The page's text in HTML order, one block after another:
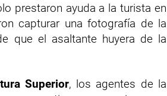
prestaron ayuda a la turista en
capturar una fotografía de la
que el asaltante huyera de la
Superior, los agentes de la